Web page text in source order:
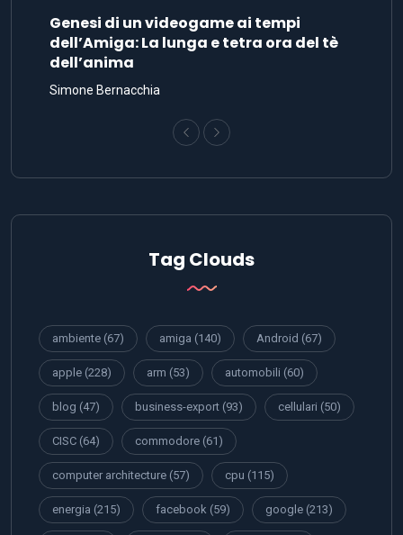
Genesi di un videogame ai tempi
dell’Amiga: La lunga e tetra ora del tè
dell’anima
Simone Bernacchia
Tag Clouds
ambiente (67) amiga (140) Android (67)
apple (228) arm (53) automobili (60)
blog (47) business-export (93) cellulari (50)
CISC (64) commodore (61)
computer architecture (57) cpu (115)
energia (215) facebook (59) google (213)